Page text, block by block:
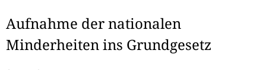
Aufnahme der nationalen
Minderheiten ins Grundgesetz